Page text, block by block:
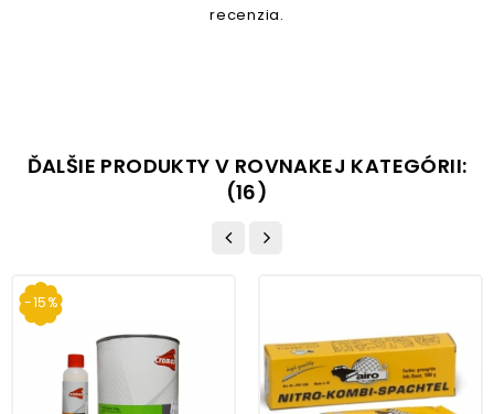
recenzia.
ĎALŠIE PRODUKTY V ROVNAKEJ KATEGÓRII:
(16)
-15%